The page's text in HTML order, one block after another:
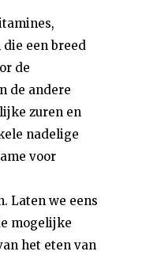
een breed
de
de andere
zuren en
nadelige
voor
Laten we eens
mogelijke
het eten van